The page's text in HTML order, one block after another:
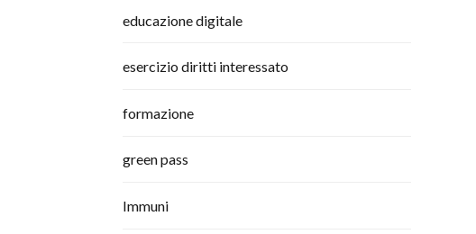
educazione digitale
esercizio diritti interessato
formazione
green pass
Immuni